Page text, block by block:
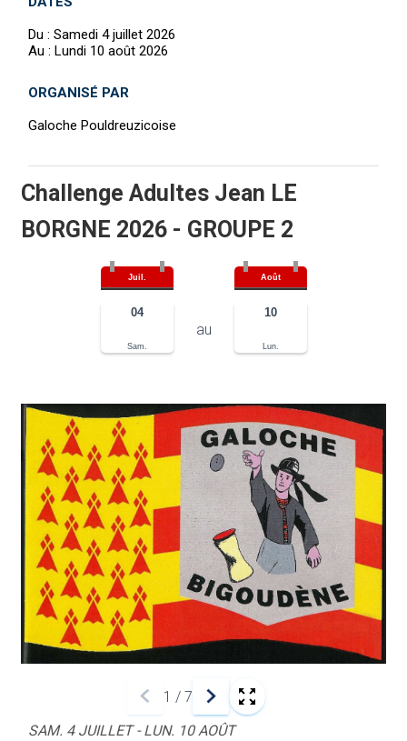
Du : Samedi 4 juillet 2026
Au : Lundi 10 août 2026
ORGANISÉ PAR
Galoche Pouldreuzicoise
Challenge Adultes Jean LE
BORGNE 2026 - GROUPE 2
Juil.
04
Sam.
au
Août
10
Lun.
1 / 7
SAM. 4 JUILLET - LUN. 10 AOÛT